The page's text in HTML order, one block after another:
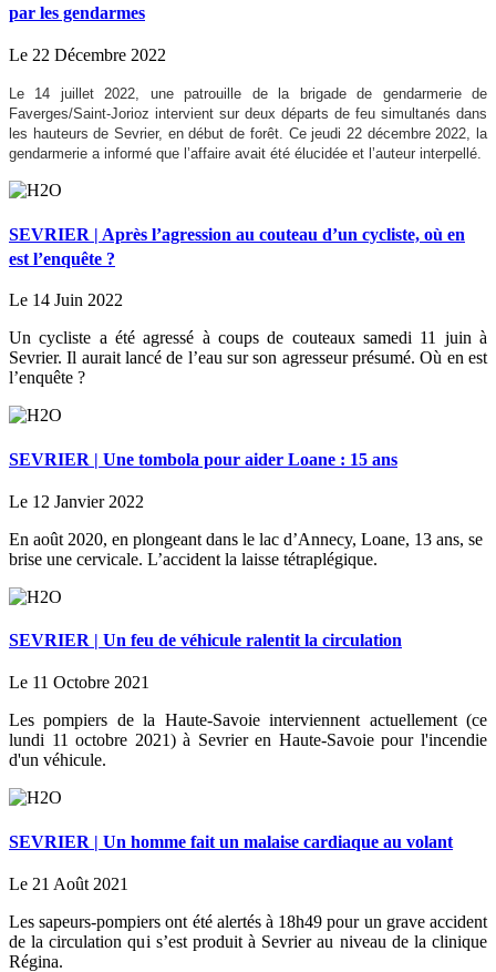
par les gendarmes
Le 22 Décembre 2022
Le 14 juillet 2022, une patrouille de la brigade de gendarmerie de
Faverges/Saint-Jorioz intervient sur deux départs de feu simultanés dans
les hauteurs de Sevrier, en début de forêt. Ce jeudi 22 décembre 2022, la
gendarmerie a informé que l’affaire avait été élucidée et l’auteur interpellé.
SEVRIER | Après l’agression au couteau d’un cycliste, où en
est l’enquête ?
Le 14 Juin 2022
Un cycliste a été agressé à coups de couteaux samedi 11 juin à
Sevrier. Il aurait lancé de l’eau sur son agresseur présumé. Où en est
l’enquête ?
SEVRIER | Une tombola pour aider Loane : 15 ans
Le 12 Janvier 2022
En août 2020, en plongeant dans le lac d’Annecy, Loane, 13 ans, se
brise une cervicale. L’accident la laisse tétraplégique.
SEVRIER | Un feu de véhicule ralentit la circulation
Le 11 Octobre 2021
Les pompiers de la Haute-Savoie interviennent actuellement (ce
lundi 11 octobre 2021) à Sevrier en Haute-Savoie pour l'incendie
d'un véhicule.
SEVRIER | Un homme fait un malaise cardiaque au volant
Le 21 Août 2021
Les sapeurs-pompiers ont été alertés à 18h49 pour un grave accident
de la circulation qui s’est produit à Sevrier au niveau de la clinique
Régina.